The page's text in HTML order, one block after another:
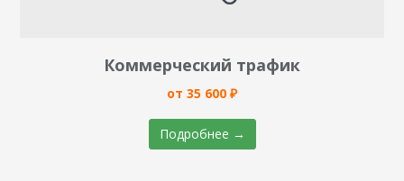
Коммерческий трафик
от 35 600 ₽
Подробнее →